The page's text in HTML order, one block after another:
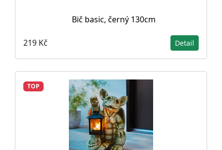
Bič basic, černý 130cm
219 Kč Detail
TOP